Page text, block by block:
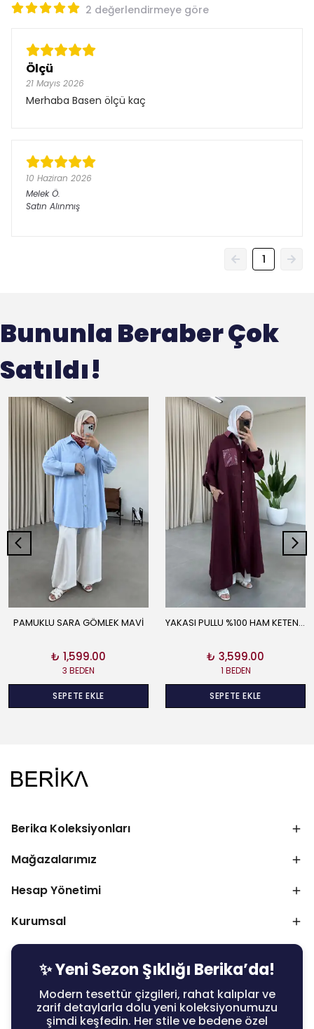
2 değerlendirmeye göre
Ölçü
21 Mayıs 2026
Merhaba Basen ölçü kaç
10 Haziran 2026
Melek Ö.
Satın Alınmış
1
Bununla Beraber Çok
Satıldı!
PAMUKLU SARA GÖMLEK MAVİ
₺ 1,599.00
3 BEDEN
SEPETE EKLE
YAKASI PULLU %100 HAM KETEN GÖMLEK BORDO
₺ 3,599.00
1 BEDEN
SEPETE EKLE
Berika Koleksiyonları
Mağazalarımız
Hesap Yönetimi
Kurumsal
✨ Yeni Sezon Şıklığı Berika’da!
Modern tesettür çizgileri, rahat kalıplar ve
zarif detaylarla dolu yeni koleksiyonumuzu
şimdi keşfedin. Her stile ve bedene özel